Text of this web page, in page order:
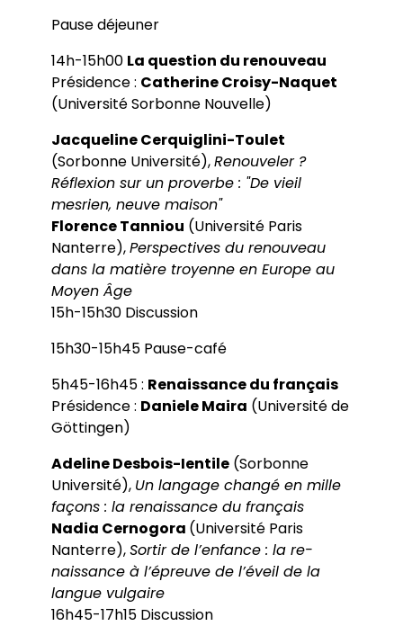
Pause déjeuner
14h-15h00 La question du renouveau
Présidence : Catherine Croisy-Naquet
(Université Sorbonne Nouvelle)
Jacqueline Cerquiglini-Toulet
(Sorbonne Université),Renouveler ?
Réflexion sur un proverbe : "De vieil
mesrien, neuve maison"
Florence Tanniou (Université Paris
Nanterre),Perspectives du renouveau
dans la matière troyenne en Europe au
Moyen Âge
15h-15h30 Discussion
15h30-15h45 Pause-café
5h45-16h45 : Renaissance du français
Présidence : Daniele Maira (Université de
Göttingen)
Adeline Desbois-Ientile(Sorbonne
Université), Un langage changé en mille
façons : la renaissance du français
Nadia Cernogora (Université Paris
Nanterre),Sortir de l’enfance : la re-
naissance à l’épreuve de l’éveil de la
langue vulgaire
16h45-17h15 Discussion